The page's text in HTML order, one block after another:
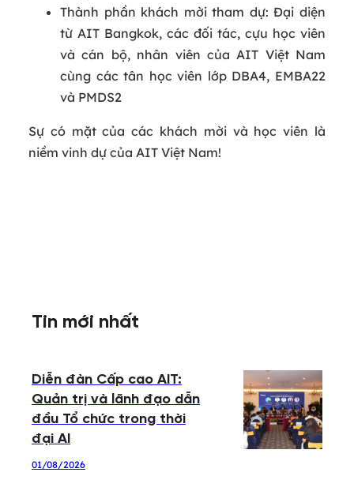
Thành phần khách mời tham dự: Đại diện
từ AIT Bangkok, các đối tác, cựu học viên
và cán bộ, nhân viên của AIT Việt Nam
cùng các tân học viên lớp DBA4, EMBA22
và PMDS2
Sự có mặt của các khách mời và học viên là
niềm vinh dự của AIT Việt Nam!
Tin mới nhất
Diễn đàn Cấp cao AIT:
Quản trị và lãnh đạo dẫn
đầu Tổ chức trong thời
đại AI
01/08/2026